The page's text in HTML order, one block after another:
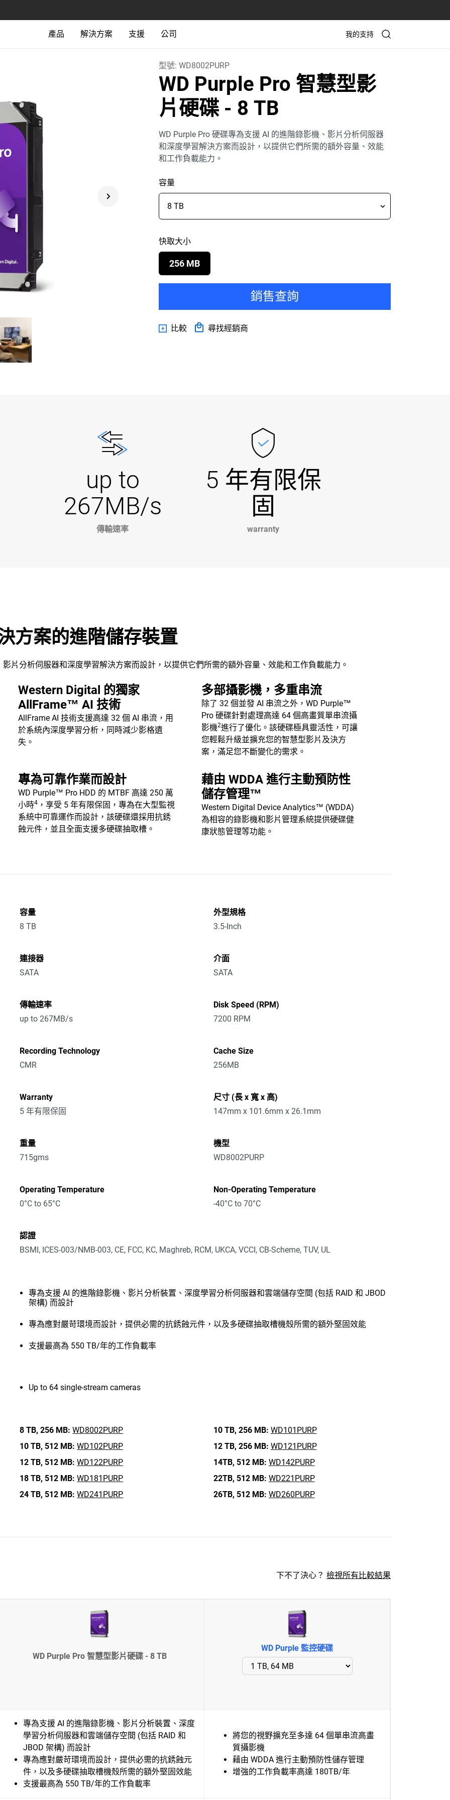
產品 解決方案 支援 公司 我的支持
型號:WD8002PURP
WD Purple Pro 智慧型影
片硬碟 - 8 TB
WD Purple Pro 硬碟專為支援 AI 的進階錄影機、影片分析伺服器
和深度學習解決方案而設計，以提供它們所需的額外容量、效能
和工作負載能力。
容量
快取大小
256 MB
銷售查詢
比較 尋找經銷商
up to
267MB/s
傳輸速率
5 年有限保
固
warranty
方案的進階儲存裝置
片分析伺服器和深度學習解決方案而設計，以提供它們所需的額外容量、效能和工作負載能力。
Western Digital 的獨家
AllFrame™ AI 技術
AllFrame AI 技術支援高達 32 個 AI 串流，用
於系統內深度學習分析，同時減少影格遺
失。
多部攝影機，多重串流
除了 32 個並發 AI 串流之外，WD Purple™
Pro 硬碟針對處理高達 64 個高畫質單串流攝
影機2進行了優化。該硬碟極具靈活性，可讓
您輕鬆升級並擴充您的智慧型影片及決方
案，滿足您不斷變化的需求。
專為可靠作業而設計
WD Purple™ Pro HDD 的 MTBF 高達 250 萬
小時4，享受 5 年有限保固，專為在大型監視
系統中可靠運作而設計，該硬碟還採用抗銹
蝕元件，並且全面支援多硬碟抽取槽。
藉由 WDDA 進行主動預防性
儲存管理™
Western Digital Device Analytics™ (WDDA)
為相容的錄影機和影片管理系統提供硬碟健
康狀態管理等功能。
容量
8 TB
外型規格
3.5-Inch
連接器
SATA
介面
SATA
傳輸速率
up to 267MB/s
Disk Speed (RPM)
7200 RPM
Recording Technology
CMR
Cache Size
256MB
Warranty
5 年有限保固
尺寸 (長 x 寬 x 高)
147mm x 101.6mm x 26.1mm
重量
715gms
機型
WD8002PURP
Operating Temperature
0°C to 65°C
Non-Operating Temperature
-40°C to 70°C
認證
BSMI, ICES-003/NMB-003, CE, FCC, KC, Maghreb, RCM, UKCA, VCCI, CB-Scheme, TUV, UL
專為支援 AI 的進階錄影機、影片分析裝置、深度學習分析伺服器和雲端儲存空間 (包括 RAID 和 JBOD
架構) 而設計
專為應對嚴苛環境而設計，提供必需的抗銹蝕元件，以及多硬碟抽取槽機殼所需的額外堅固效能
支援最高為 550 TB/年的工作負載率
Up to 64 single-stream cameras
8 TB, 256 MB: WD8002PURP 10 TB, 256 MB: WD101PURP
10 TB, 512 MB: WD102PURP 12 TB, 256 MB: WD121PURP
12 TB, 512 MB: WD122PURP 14TB, 512 MB: WD142PURP
18 TB, 512 MB: WD181PURP 22TB, 512 MB: WD221PURP
24 TB, 512 MB: WD241PURP 26TB, 512 MB: WD260PURP
下不了決心？ 檢視所有比較結果
WD Purple Pro 智慧型影片硬碟 - 8 TB
WD Purple 監控硬碟
專為支援 AI 的進階錄影機、影片分析裝置、深度
學習分析伺服器和雲端儲存空間 (包括 RAID 和
JBOD 架構) 而設計
專為應對嚴苛環境而設計，提供必需的抗銹蝕元
件，以及多硬碟抽取槽機殼所需的額外堅固效能
支援最高為 550 TB/年的工作負載率
將您的視野擴充至多達 64 個單串流高畫
質攝影機
藉由 WDDA 進行主動預防性儲存管理
增強的工作負載率高達 180TB/年